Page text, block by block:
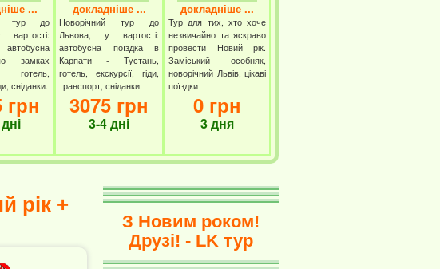
...
тур до
замках
сніданки.
грн
докладніше ...
Новорічний тур до
Львова, у вартості:
автобусна поїздка в
Карпати - Тустань,
готель, екскурсії, гіди,
транспорт, сніданки.
3075 грн
3-4 дні
докладніше ...
Тур для тих, хто хоче
незвичайно та яскраво
провести Новий рік.
Заміський особняк,
новорічний Львів, цікаві
поїздки
0 грн
3 дня
рік +
З Новим роком!
Друзі! - LK тур